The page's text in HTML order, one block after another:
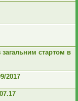
загальним стартом в
2017